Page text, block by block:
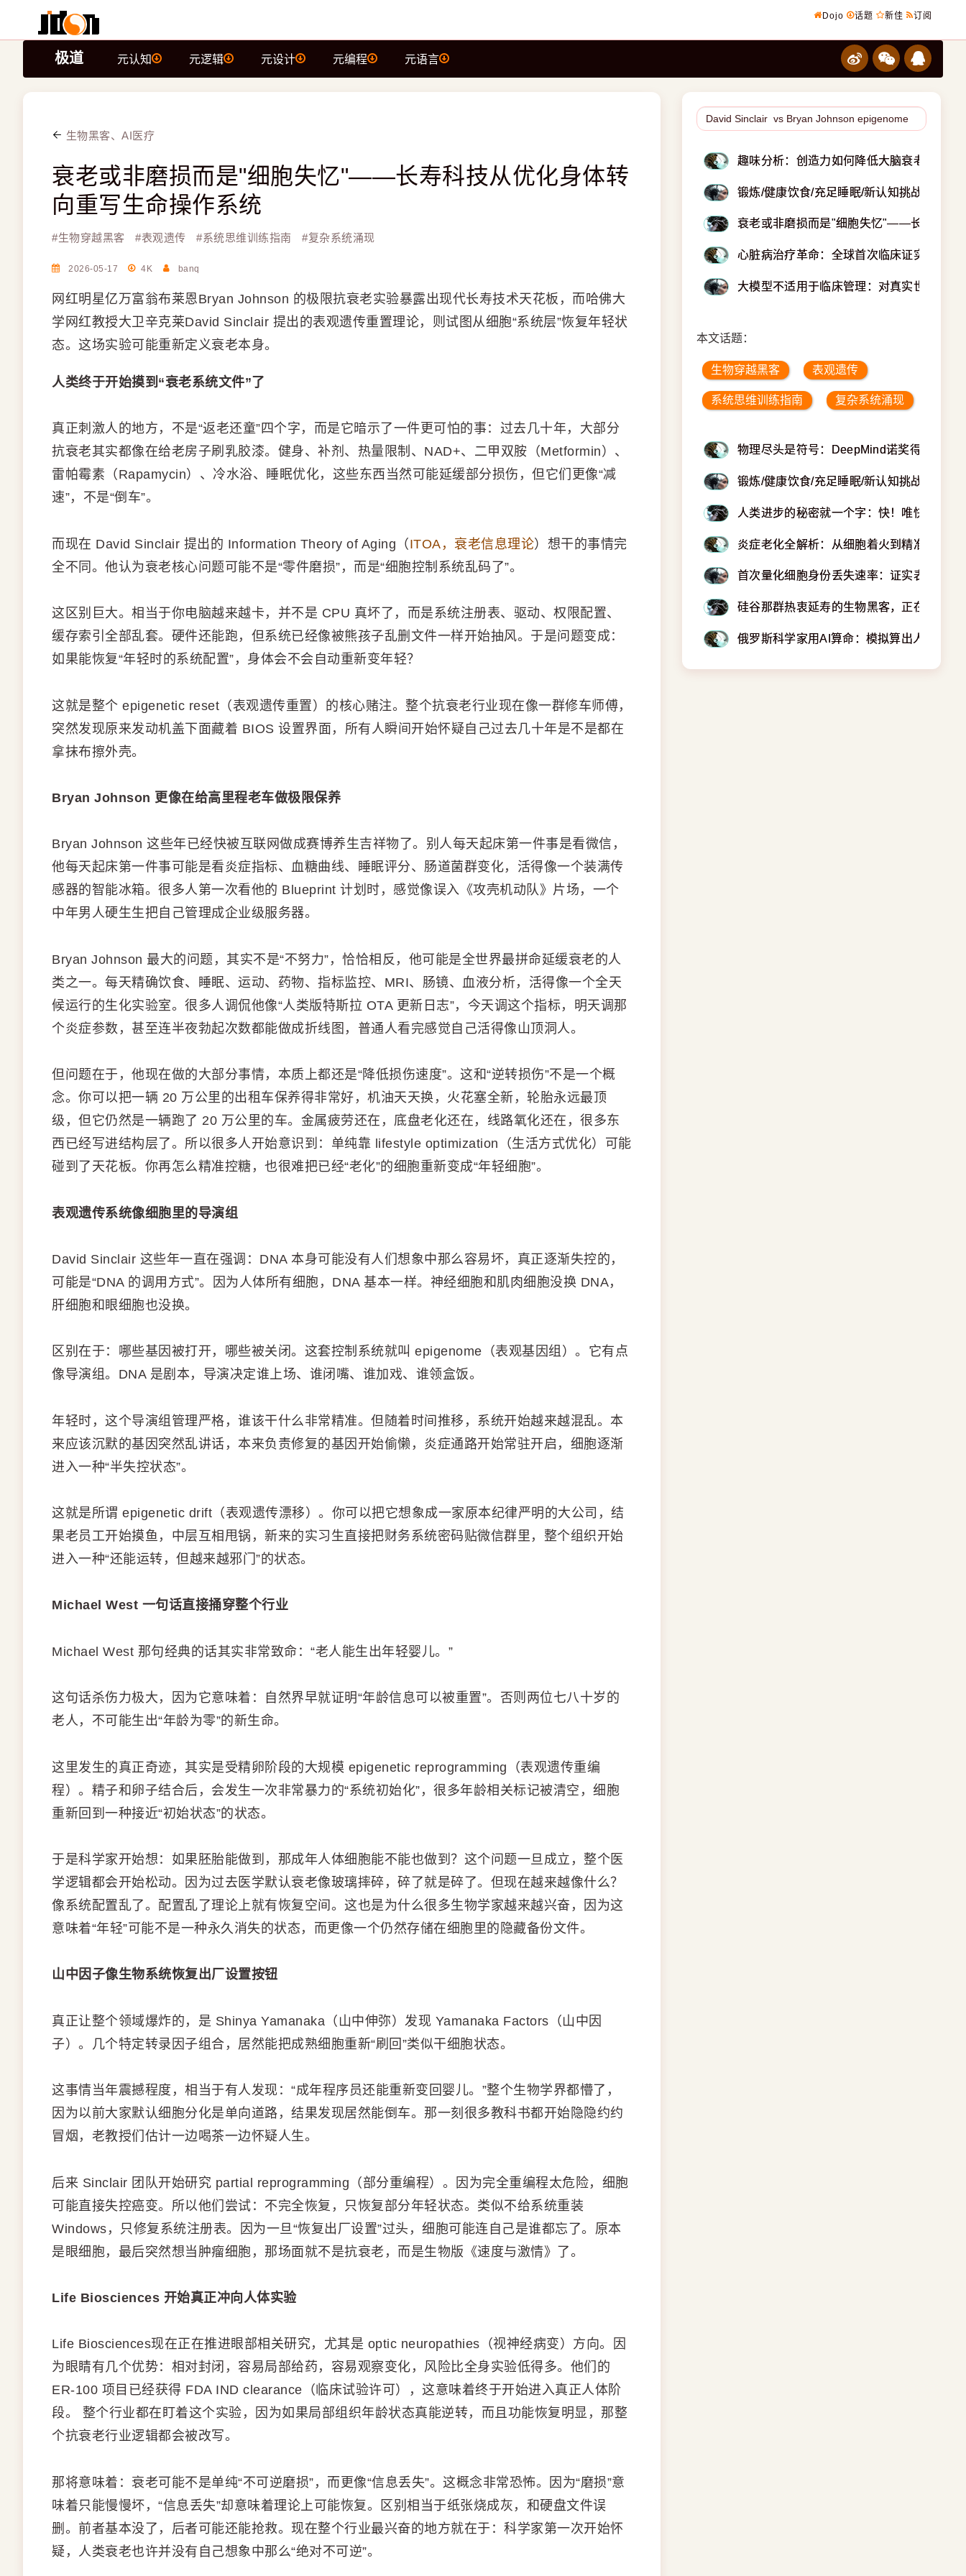
Dojo 话题 新佳 订阅
极道 元认知 元逻辑 元设计 元编程 元语言
生物黑客、AI医疗
衰老或非磨损而是"细胞失忆"——长寿科技从优化身体转
向重写生命操作系统
#生物穿越黑客 #表观遗传 #系统思维训练指南 #复杂系统涌现
2026-05-17 4K banq
网红明星亿万富翁布莱恩Bryan Johnson 的极限抗衰老实验暴露出现代长寿技术天花板，而哈佛大
学网红教授大卫辛克莱David Sinclair 提出的表观遗传重置理论，则试图从细胞“系统层”恢复年轻状
态。这场实验可能重新定义衰老本身。
人类终于开始摸到“衰老系统文件”了
真正刺激人的地方，不是“返老还童”四个字，而是它暗示了一件更可怕的事：过去几十年，大部分
抗衰老其实都像在给老房子刷乳胶漆。健身、补剂、热量限制、NAD+、二甲双胺（Metformin）、
雷帕霉素（Rapamycin）、冷水浴、睡眠优化，这些东西当然可能延缓部分损伤，但它们更像“减
速”，不是“倒车”。
而现在 David Sinclair 提出的 Information Theory of Aging（ITOA，衰老信息理论）想干的事情完
全不同。他认为衰老核心问题可能不是“零件磨损”，而是“细胞控制系统乱码了”。
这区别巨大。相当于你电脑越来越卡，并不是 CPU 真坏了，而是系统注册表、驱动、权限配置、
缓存索引全部乱套。硬件还能跑，但系统已经像被熊孩子乱删文件一样开始抽风。于是问题变成：
如果能恢复“年轻时的系统配置”，身体会不会自动重新变年轻？
这就是整个 epigenetic reset（表观遗传重置）的核心赌注。整个抗衰老行业现在像一群修车师傅，
突然发现原来发动机盖下面藏着 BIOS 设置界面，所有人瞬间开始怀疑自己过去几十年是不是都在
拿抹布擦外壳。
Bryan Johnson 更像在给高里程老车做极限保养
Bryan Johnson 这些年已经快被互联网做成赛博养生吉祥物了。别人每天起床第一件事是看微信，
他每天起床第一件事可能是看炎症指标、血糖曲线、睡眠评分、肠道菌群变化，活得像一个装满传
感器的智能冰箱。很多人第一次看他的 Blueprint 计划时，感觉像误入《攻壳机动队》片场，一个
中年男人硬生生把自己管理成企业级服务器。
Bryan Johnson 最大的问题，其实不是“不努力”，恰恰相反，他可能是全世界最拼命延缓衰老的人
类之一。每天精确饮食、睡眠、运动、药物、指标监控、MRI、肠镜、血液分析，活得像一个全天
候运行的生化实验室。很多人调侃他像“人类版特斯拉 OTA 更新日志”，今天调这个指标，明天调那
个炎症参数，甚至连半夜勃起次数都能做成折线图，普通人看完感觉自己活得像山顶洞人。
但问题在于，他现在做的大部分事情，本质上都还是“降低损伤速度”。这和“逆转损伤”不是一个概
念。你可以把一辆 20 万公里的出租车保养得非常好，机油天天换，火花塞全新，轮胎永远最顶
级，但它仍然是一辆跑了 20 万公里的车。金属疲劳还在，底盘老化还在，线路氧化还在，很多东
西已经写进结构层了。所以很多人开始意识到：单纯靠 lifestyle optimization（生活方式优化）可能
碰到了天花板。你再怎么精准控糖，也很难把已经“老化”的细胞重新变成“年轻细胞”。
表观遗传系统像细胞里的导演组
David Sinclair 这些年一直在强调：DNA 本身可能没有人们想象中那么容易坏，真正逐渐失控的，
可能是“DNA 的调用方式”。因为人体所有细胞，DNA 基本一样。神经细胞和肌肉细胞没换 DNA，
肝细胞和眼细胞也没换。
区别在于：哪些基因被打开，哪些被关闭。这套控制系统就叫 epigenome（表观基因组）。它有点
像导演组。DNA 是剧本，导演决定谁上场、谁闭嘴、谁加戏、谁领盒饭。
年轻时，这个导演组管理严格，谁该干什么非常精准。但随着时间推移，系统开始越来越混乱。本
来应该沉默的基因突然乱讲话，本来负责修复的基因开始偷懒，炎症通路开始常驻开启，细胞逐渐
进入一种“半失控状态”。
这就是所谓 epigenetic drift（表观遗传漂移）。你可以把它想象成一家原本纪律严明的大公司，结
果老员工开始摸鱼，中层互相甩锅，新来的实习生直接把财务系统密码贴微信群里，整个组织开始
进入一种“还能运转，但越来越邪门”的状态。
Michael West 一句话直接捅穿整个行业
Michael West 那句经典的话其实非常致命：“老人能生出年轻婴儿。”
这句话杀伤力极大，因为它意味着：自然界早就证明“年龄信息可以被重置”。否则两位七八十岁的
老人，不可能生出“年龄为零”的新生命。
这里发生的真正奇迹，其实是受精卵阶段的大规模 epigenetic reprogramming（表观遗传重编
程）。精子和卵子结合后，会发生一次非常暴力的“系统初始化”，很多年龄相关标记被清空，细胞
重新回到一种接近“初始状态”的状态。
于是科学家开始想：如果胚胎能做到，那成年人体细胞能不能也做到？这个问题一旦成立，整个医
学逻辑都会开始松动。因为过去医学默认衰老像玻璃摔碎，碎了就是碎了。但现在越来越像什么？
像系统配置乱了。配置乱了理论上就有恢复空间。这也是为什么很多生物学家越来越兴奋，因为这
意味着“年轻”可能不是一种永久消失的状态，而更像一个仍然存储在细胞里的隐藏备份文件。
山中因子像生物系统恢复出厂设置按钮
真正让整个领域爆炸的，是 Shinya Yamanaka（山中伸弥）发现 Yamanaka Factors（山中因
子）。几个特定转录因子组合，居然能把成熟细胞重新“刷回”类似干细胞状态。
这事情当年震撼程度，相当于有人发现：“成年程序员还能重新变回婴儿。”整个生物学界都懵了，
因为以前大家默认细胞分化是单向道路，结果发现居然能倒车。那一刻很多教科书都开始隐隐约约
冒烟，老教授们估计一边喝茶一边怀疑人生。
后来 Sinclair 团队开始研究 partial reprogramming（部分重编程）。因为完全重编程太危险，细胞
可能直接失控癌变。所以他们尝试：不完全恢复，只恢复部分年轻状态。类似不给系统重装
Windows，只修复系统注册表。因为一旦“恢复出厂设置”过头，细胞可能连自己是谁都忘了。原本
是眼细胞，最后突然想当肿瘤细胞，那场面就不是抗衰老，而是生物版《速度与激情》了。
Life Biosciences 开始真正冲向人体实验
Life Biosciences现在正在推进眼部相关研究，尤其是 optic neuropathies（视神经病变）方向。因
为眼睛有几个优势：相对封闭，容易局部给药，容易观察变化，风险比全身实验低得多。他们的
ER-100 项目已经获得 FDA IND clearance（临床试验许可），这意味着终于开始进入真正人体阶
段。 整个行业都在盯着这个实验，因为如果局部组织年龄状态真能逆转，而且功能恢复明显，那整
个抗衰老行业逻辑都会被改写。
那将意味着：衰老可能不是单纯“不可逆磨损”，而更像“信息丢失”。这概念非常恐怖。因为“磨损”意
味着只能慢慢坏，“信息丢失”却意味着理论上可能恢复。区别相当于纸张烧成灰，和硬盘文件误
删。前者基本没了，后者可能还能抢救。现在整个行业最兴奋的地方就在于：科学家第一次开始怀
疑，人类衰老也许并没有自己想象中那么“绝对不可逆”。
趣味分析：创造力如何降低大脑衰老速度
锻炼/健康饮食/充足睡眠/新认知挑战四大神
衰老或非磨损而是"细胞失忆"——长寿科技
心脏病治疗革命：全球首次临床证实可清除
大模型不适用于临床管理：对真实世界电
本文话题：
生物穿越黑客 表观遗传
系统思维训练指南 复杂系统涌现
物理尽头是符号：DeepMind诺奖得主一语
锻炼/健康饮食/充足睡眠/新认知挑战四大神
人类进步的秘密就一个字：快！唯快不破
炎症老化全解析：从细胞着火到精准灭火的
首次量化细胞身份丢失速率：证实表观遗传
硅谷那群热衷延寿的生物黑客，正在进行一
俄罗斯科学家用AI算命：模拟算出人类寿命